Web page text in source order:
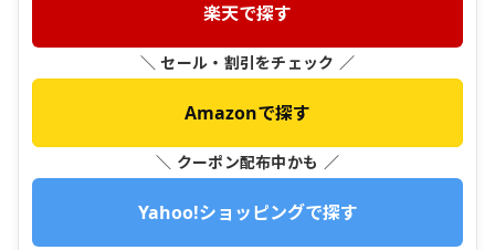
楽天で探す
＼ セール・割引をチェック ／
Amazonで探す
＼ クーポン配布中かも ／
Yahoo!ショッピングで探す